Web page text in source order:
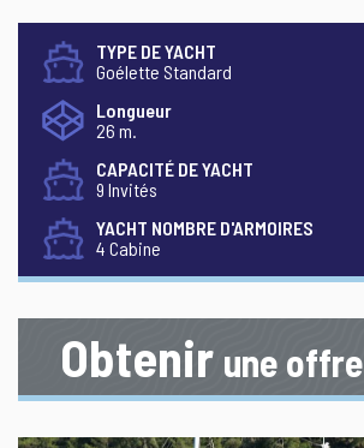
TYPE DE YACHT
Goélette Standard
Longueur
26 m.
CAPACITÉ DE YACHT
9 Invités
YACHT NOMBRE D'ARMOIRES
4 Cabine
Obtenir une offre